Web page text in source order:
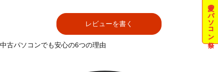
レビューを書く 夏のパソコン祭
中古パソコンでも安心の6つの理由